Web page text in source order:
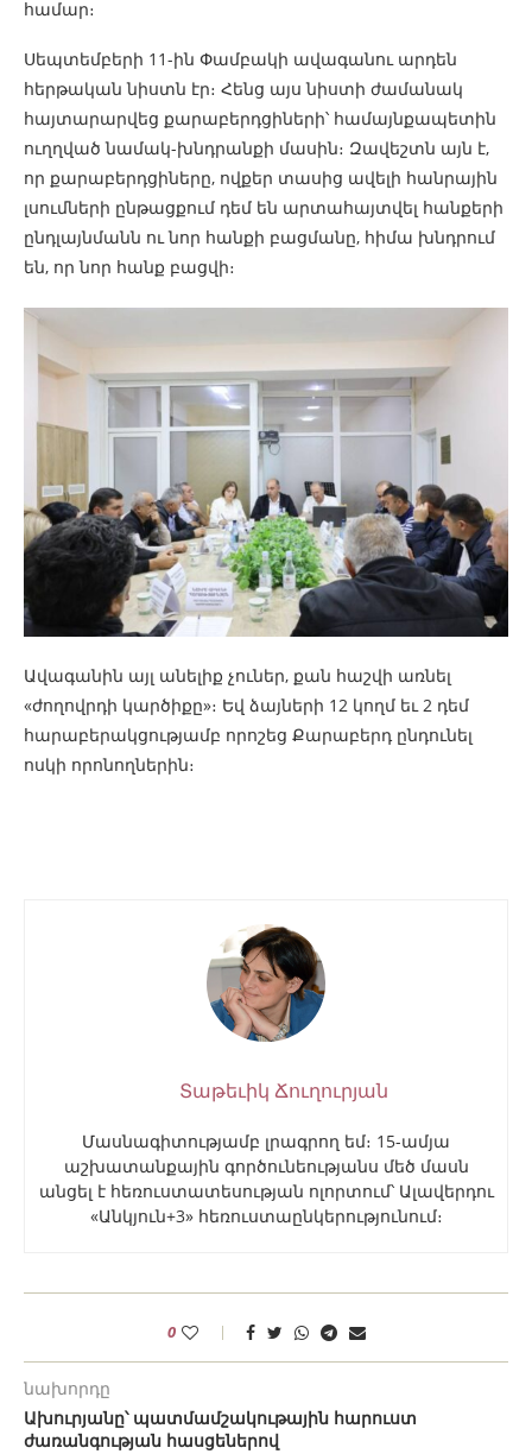
համար։
Սեպտեմբերի 11-ին Փամբակի ավագանու արդեն
հերթական նիստն էր։ Հենց այս նիստի ժամանակ
հայտարարվեց քարաբերդցիների՝ համայնքապետին
ուղղված նամակ-խնդրանքի մասին։ Զավեշտն այն է,
որ քարաբերդցիները, ովքեր տասից ավելի հանրային
լսումների ընթացքում դեմ են արտահայտվել հանքերի
ընդլայնմանն ու նոր հանքի բացմանը, հիմա խնդրում
են, որ նոր հանք բացվի։
Ավագանին այլ անելիք չուներ, քան հաշվի առնել
«ժողովրդի կարծիքը»։ Եվ ձայների 12 կողմ եւ 2 դեմ
հարաբերակցությամբ որոշեց Քարաբերդ ընդունել
ոսկի որոնողներին։
Տաթեւիկ Ճուղուրյան
Մասնագիտությամբ լրագրող եմ։ 15-ամյա
աշխատանքային գործունեությանս մեծ մասն
անցել է հեռուստատեսության ոլորտում՝ Ալավերդու
«Անկյուն+3» հեռուստաընկերությունում։
0
նախորդը
Ախուրյանը՝ պատմամշակութային հարուստ
ժառանգության հասցեներով